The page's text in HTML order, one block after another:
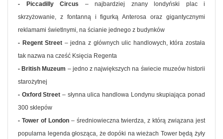
- Piccadilly Circus – najbardziej znany londyński plac i
skrzyżowanie, z fontanną i figurką Anterosa oraz gigantycznymi
reklamami świetlnymi, na ścianie jednego z budynków
- Regent Street – jedna z głównych ulic handlowych, która została
tak nazwa na cześć Księcia Regenta
- British Muzeum – jedno z największych na świecie muzeów historii
starożytnej
- Oxford Street – słynna ulica handlowa Londynu skupiająca ponad
300 sklepów
- Tower of London – średniowieczna twierdza, z którą związana jest
popularna legenda głosząca, że dopóki na wieżach Tower będą żyły